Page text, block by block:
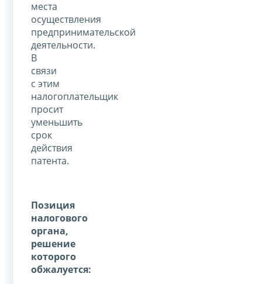
места
осуществления
предпринимательской
деятельности.
В
связи
с этим
налогоплательщик
просит
уменьшить
срок
действия
патента.
Позиция
налогового
органа,
решение
которого
обжалуется: